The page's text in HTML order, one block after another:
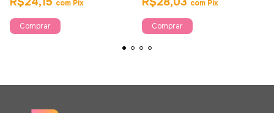
com Pix com Pix